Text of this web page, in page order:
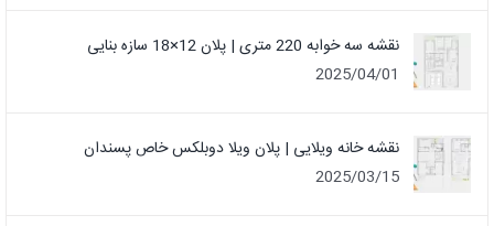
نقشه سه خوابه 220 متری | پلان 12×18 سازه بنایی
2025/04/01
نقشه خانه ویلایی | پلان ویلا دوبلکس خاص پسندان
2025/03/15